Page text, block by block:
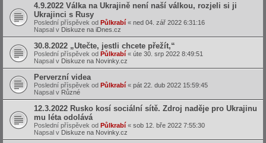
4.9.2022 Válka na Ukrajině není naší válkou, rozjeli si ji
Ukrajinci s Rusy
Poslední příspěvek od Půlkrabí « ned 04. zář 2022 6:31:16
Napsal v Diskuze na iDnes.cz
30.8.2022 „Utečte, jestli chcete přežít,“
Poslední příspěvek od Půlkrabí « úte 30. srp 2022 8:49:51
Napsal v Diskuze na Novinky.cz
Perverzní videa
Poslední příspěvek od Půlkrabí « pát 22. dub 2022 15:59:45
Napsal v Různé
12.3.2022 Rusko kosí sociální sítě. Zdroj naděje pro Ukrajinu
mu léta odolává
Poslední příspěvek od Půlkrabí « sob 12. bře 2022 7:55:30
Napsal v Diskuze na Novinky.cz